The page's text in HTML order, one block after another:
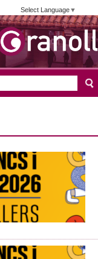
Vés
al
contingut
Select Language▼